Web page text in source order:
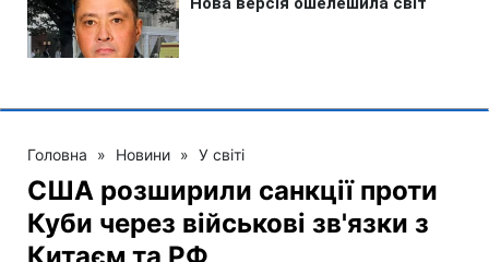
Головна » Новини » У світі
США розширили санкції проти
Куби через військові зв'язки з